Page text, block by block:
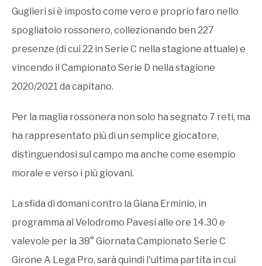
Guglieri si è imposto come vero e proprio faro nello
spogliatoio rossonero, collezionando ben 227
presenze (di cui 22 in Serie C nella stagione attuale) e
vincendo il Campionato Serie D nella stagione
2020/2021 da capitano.
Per la maglia rossonera non solo ha segnato 7 reti, ma
ha rappresentato più di un semplice giocatore,
distinguendosi sul campo ma anche come esempio
morale e verso i più giovani.
La sfida di domani contro la Giana Erminio, in
programma al Velodromo Pavesi alle ore 14.30 e
valevole per la 38° Giornata Campionato Serie C
Girone A Lega Pro, sarà quindi l'ultima partita in cui